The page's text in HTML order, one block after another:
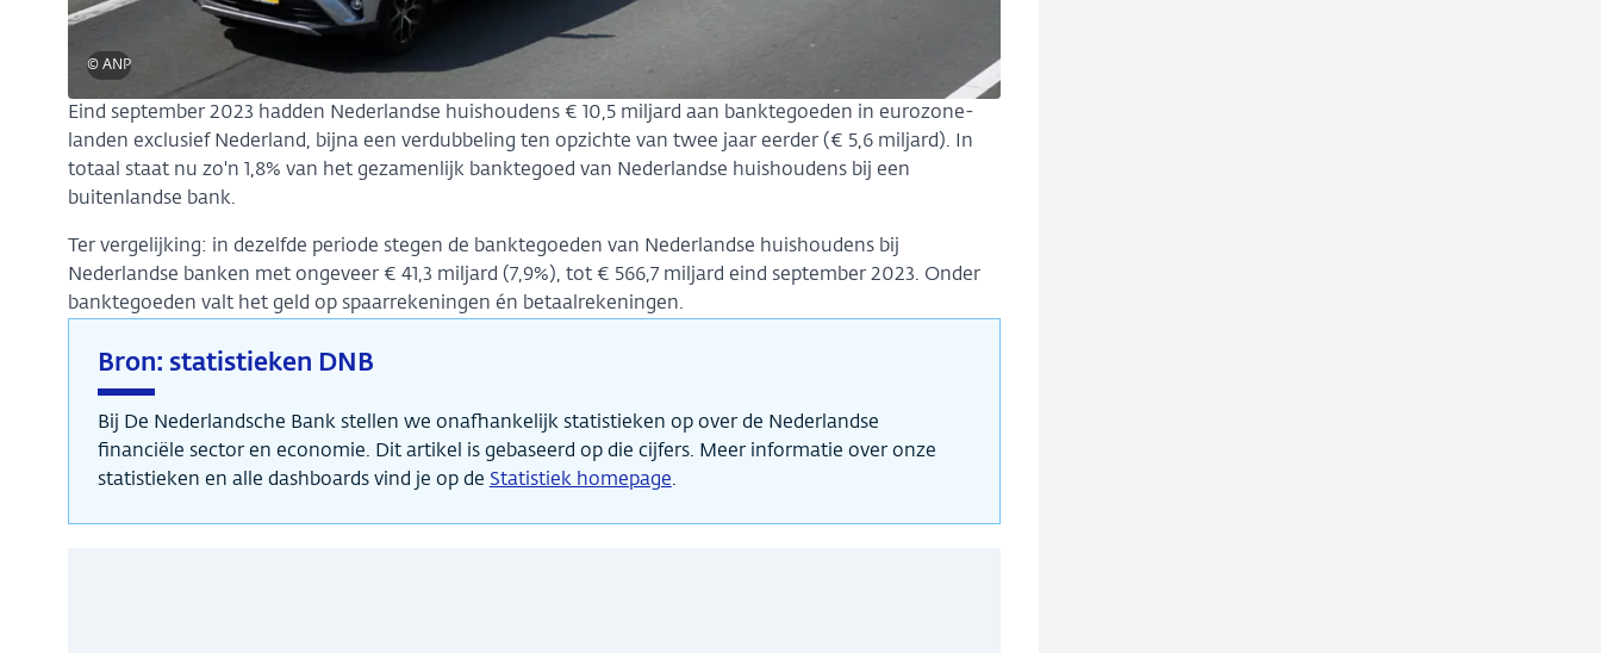
© ANP
Eind september 2023 hadden Nederlandse huishoudens € 10,5 miljard aan banktegoeden in eurozone-
landen exclusief Nederland, bijna een verdubbeling ten opzichte van twee jaar eerder (€ 5,6 miljard). In
totaal staat nu zo'n 1,8% van het gezamenlijk banktegoed van Nederlandse huishoudens bij een
buitenlandse bank.
Ter vergelijking: in dezelfde periode stegen de banktegoeden van Nederlandse huishoudens bij
Nederlandse banken met ongeveer € 41,3 miljard (7,9%), tot € 566,7 miljard eind september 2023. Onder
banktegoeden valt het geld op spaarrekeningen én betaalrekeningen.
Bron: statistieken DNB
Bij De Nederlandsche Bank stellen we onafhankelijk statistieken op over de Nederlandse
financiële sector en economie. Dit artikel is gebaseerd op die cijfers. Meer informatie over onze
statistieken en alle dashboards vind je op de Statistiek homepage.